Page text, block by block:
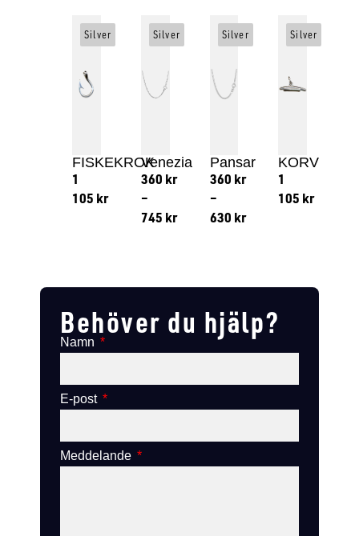
FISKEKROK
1
105 kr
Silver
Venezia
360 kr
–
745 kr
Silver
Pansar
360 kr
–
630 kr
Silver
KORV
1
105 kr
Silver
Behöver du hjälp?
Namn
E-post
Meddelande